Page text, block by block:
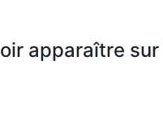
apparaître sur